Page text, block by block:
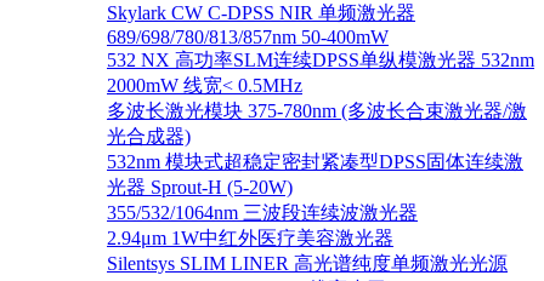
Skylark CW C-DPSS NIR 单频激光器
689/698/780/813/857nm 50-400mW
532 NX 高功率SLM连续DPSS单纵模激光器 532nm
2000mW 线宽< 0.5MHz
多波长激光模块 375-780nm (多波长合束激光器/激
光合成器)
532nm 模块式超稳定密封紧凑型DPSS固体连续激
光器 Sprout-H (5-20W)
355/532/1064nm 三波段连续波激光器
2.94μm 1W中红外医疗美容激光器
Silentsys SLIM LINER 高光谱纯度单频激光光源